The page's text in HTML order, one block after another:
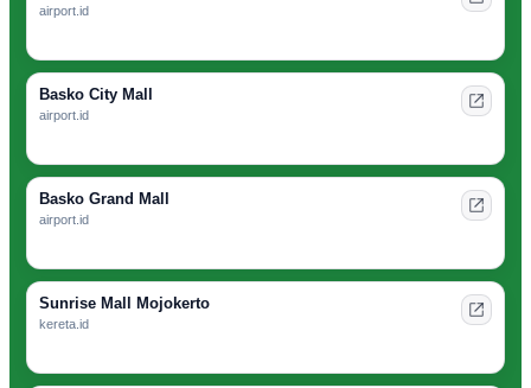
airport.id
Basko City Mall
airport.id
Basko Grand Mall
airport.id
Sunrise Mall Mojokerto
kereta.id